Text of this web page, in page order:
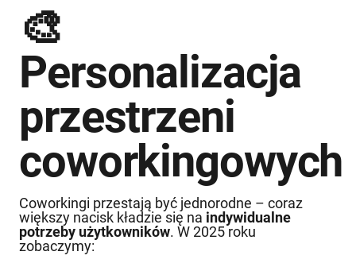
🎨
Personalizacja
przestrzeni
coworkingowych
Coworkingi przestają być jednorodne – coraz
większy nacisk kładzie się na indywidualne
potrzeby użytkowników. W 2025 roku
zobaczymy: